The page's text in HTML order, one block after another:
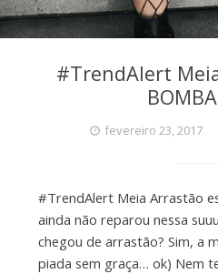
#TrendAlert
fevereiro 23, 2017
#TrendAlert Meia Arrastão
ainda não reparou nessa
chegou de arrastão? Sim, a
piada sem graça… ok) Nem